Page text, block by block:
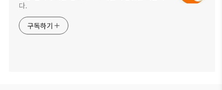
다.
구독하기